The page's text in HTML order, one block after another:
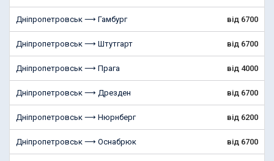
Дніпропетровськ ⟶ Гамбург від 6700
Дніпропетровськ ⟶ Штутгарт від 6700
Дніпропетровськ ⟶ Прага від 4000
Дніпропетровськ ⟶ Дрезден від 6700
Дніпропетровськ ⟶ Нюрнберг від 6200
Дніпропетровськ ⟶ Оснабрюк від 6700